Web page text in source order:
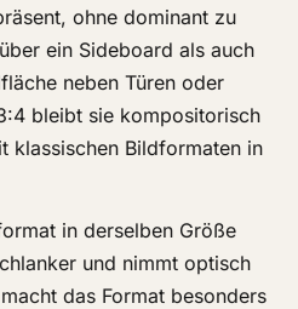
ohne dominant zu
ein Sideboard als auch
neben Türen oder
bleibt sie kompositorisch
klassischen Bildformaten in
in derselben Größe
und nimmt optisch
das Format besonders